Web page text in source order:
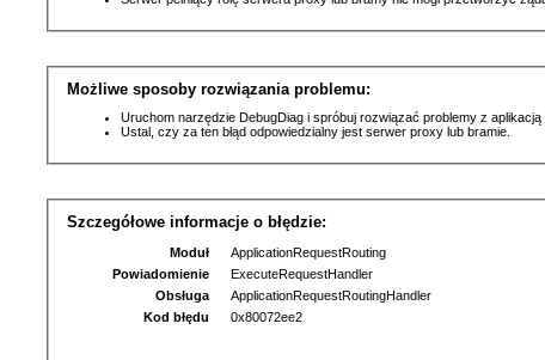
Możliwe sposoby rozwiązania problemu:
Uruchom narzędzie DebugDiag i spróbuj rozwiązać problemy z aplikacją
Ustal, czy za ten błąd odpowiedzialny jest serwer proxy lub bramie.
Szczegółowe informacje o błędzie:
Moduł
ApplicationRequestRouting
Powiadomienie
ExecuteRequestHandler
Obsługa
ApplicationRequestRoutingHandler
Kod błędu
0x80072ee2